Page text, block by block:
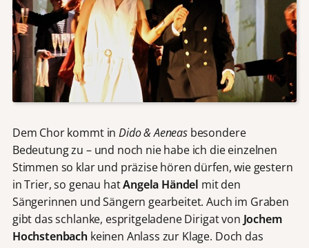
Dem Chor kommt inDido & Aeneas besondere
Bedeutung zu – und noch nie habe ich die einzelnen
Stimmen so klar und präzise hören dürfen, wie gestern
in Trier, so genau hatAngela Händel mit den
Sängerinnen und Sängern gearbeitet. Auch im Graben
gibt das schlanke, espritgeladene Dirigat von Jochem
Hochstenbach keinen Anlass zur Klage. Doch das